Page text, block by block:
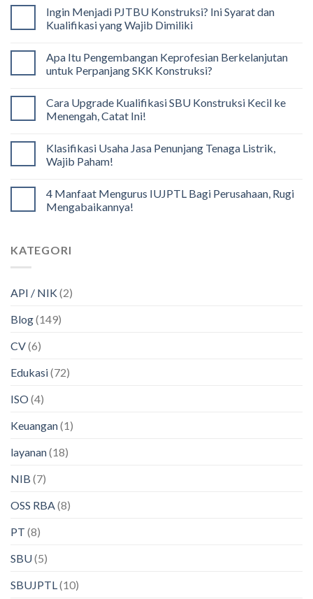
Ingin Menjadi PJTBU Konstruksi? Ini Syarat dan
Kualifikasi yang Wajib Dimiliki
Apa Itu Pengembangan Keprofesian Berkelanjutan
untuk Perpanjang SKK Konstruksi?
Cara Upgrade Kualifikasi SBU Konstruksi Kecil ke
Menengah, Catat Ini!
Klasifikasi Usaha Jasa Penunjang Tenaga Listrik,
Wajib Paham!
4 Manfaat Mengurus IUJPTL Bagi Perusahaan, Rugi
Mengabaikannya!
KATEGORI
API / NIK(2)
Blog(149)
CV(6)
Edukasi(72)
ISO(4)
Keuangan(1)
layanan(18)
NIB (7)
OSS RBA (8)
PT (8)
SBU(5)
SBUJPTL (10)